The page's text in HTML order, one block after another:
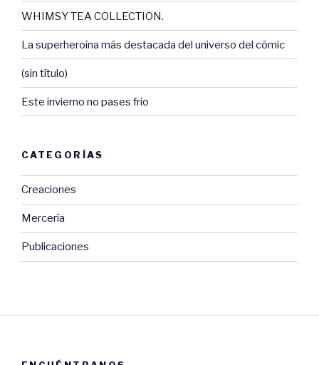
WHIMSY TEA COLLECTION.
La superheroína más destacada del universo del cómic
(sin título)
Este invierno no pases frio
CATEGORÍAS
Creaciones
Mercería
Publicaciones